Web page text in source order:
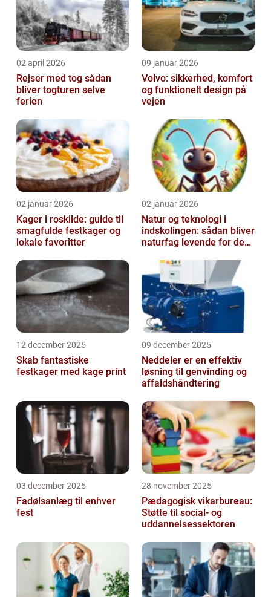
02 april 2026
Rejser med tog sådan
bliver togturen selve
ferien
09 januar 2026
Volvo: sikkerhed, komfort
og funktionelt design på
vejen
02 januar 2026
Kager i roskilde: guide til
smagfulde festkager og
lokale favoritter
02 januar 2026
Natur og teknologi i
indskolingen: sådan bliver
naturfag levende for de
12 december 2025
Skab fantastiske
festkager med kage print
09 december 2025
Neddeler er en effektiv
løsning til genvinding og
affaldshåndtering
03 december 2025
Fadølsanlæg til enhver
fest
28 november 2025
Pædagogisk vikarbureau:
Støtte til social- og
uddannelsessektoren